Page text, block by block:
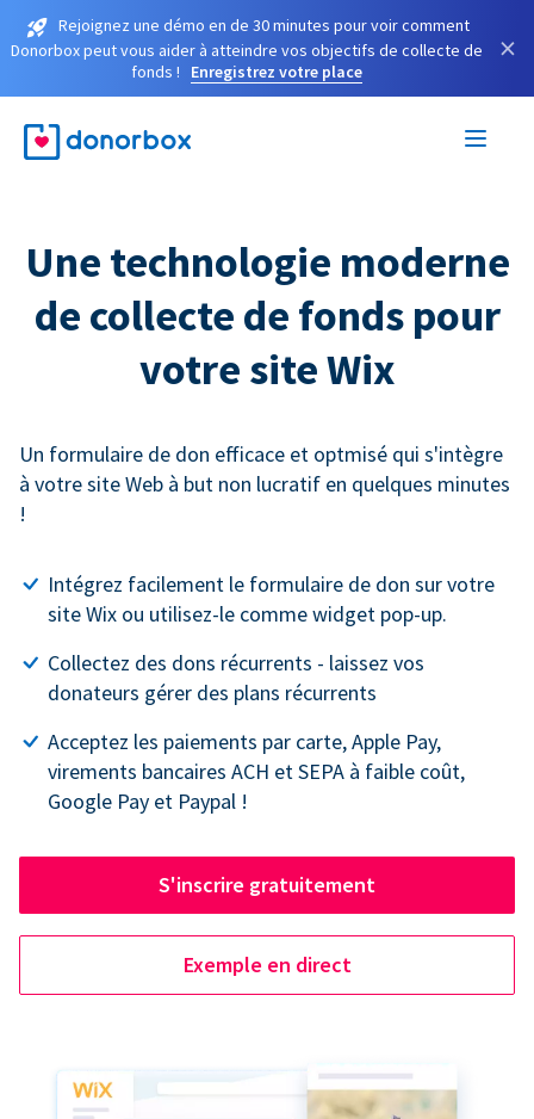
Rejoignez une démo en de 30 minutes pour voir comment
Donorbox peut vous aider à atteindre vos objectifs de collecte de
fonds !
Enregistrez votre place
×
Une technologie moderne
de collecte de fonds pour
votre site Wix
Un formulaire de don efficace et optmisé qui s'intègre
à votre site Web à but non lucratif en quelques minutes
!
Intégrez facilement le formulaire de don sur votre
site Wix ou utilisez-le comme widget pop-up.
Collectez des dons récurrents - laissez vos
donateurs gérer des plans récurrents
Acceptez les paiements par carte, Apple Pay,
virements bancaires ACH et SEPA à faible coût,
Google Pay et Paypal !
S'inscrire gratuitement
Exemple en direct